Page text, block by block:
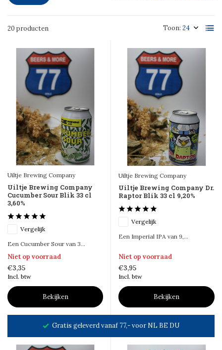
20 producten Toon:
Uiltje Brewing Company
Uiltje Brewing Company
Cucumber Sour Blik 33 cl
3,60%
Vergelijk
Een Cucumber Sour van 3...
Niet op voorraad
€3,35
Incl. btw
Bekijken
Uiltje Brewing Company
Uiltje Brewing Company Dr.
Raptor Blik 33 cl 9,20%
Vergelijk
Een Imperial IPA van 9,...
Niet op voorraad
€3,95
Incl. btw
Bekijken
1800+ bieren!